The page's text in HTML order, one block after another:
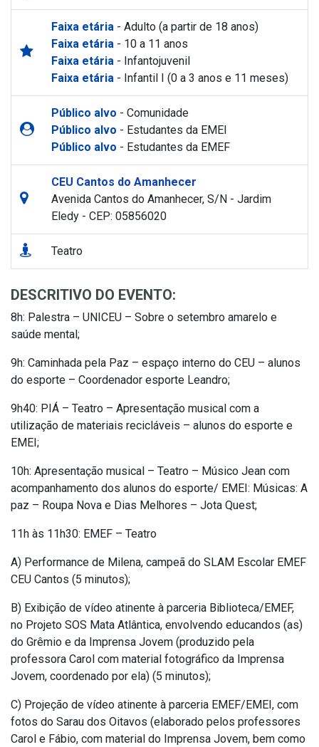
Faixa etária - Adulto (a partir de 18 anos)
Faixa etária - 10 a 11 anos
Faixa etária - Infantojuvenil
Faixa etária - Infantil I (0 a 3 anos e 11 meses)
Público alvo - Comunidade
Público alvo - Estudantes da EMEI
Público alvo - Estudantes da EMEF
CEU Cantos do Amanhecer
Avenida Cantos do Amanhecer, S/N - Jardim
Eledy - CEP: 05856020
Teatro
DESCRITIVO DO EVENTO:
8h: Palestra – UNICEU – Sobre o setembro amarelo e
saúde mental;
9h: Caminhada pela Paz – espaço interno do CEU – alunos
do esporte – Coordenador esporte Leandro;
9h40: PIÁ – Teatro – Apresentação musical com a
utilização de materiais recicláveis – alunos do esporte e
EMEI;
10h: Apresentação musical – Teatro – Músico Jean com
acompanhamento dos alunos do esporte/ EMEI: Músicas: A
paz – Roupa Nova e Dias Melhores – Jota Quest;
11h às 11h30: EMEF – Teatro
A) Performance de Milena, campeã do SLAM Escolar EMEF
CEU Cantos (5 minutos);
B) Exibição de vídeo atinente à parceria Biblioteca/EMEF,
no Projeto SOS Mata Atlântica, envolvendo educandos (as)
do Grêmio e da Imprensa Jovem (produzido pela
professora Carol com material fotográfico da Imprensa
Jovem, coordenado por ela) (5 minutos);
C) Projeção de vídeo atinente à parceria EMEF/EMEI, com
fotos do Sarau dos Oitavos (elaborado pelos professores
Carol e Fábio, com material do Imprensa Jovem, bem como